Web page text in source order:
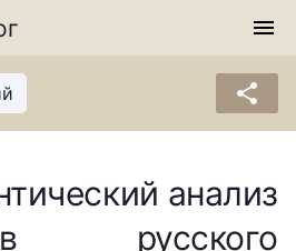
menu
share
анализ
русского